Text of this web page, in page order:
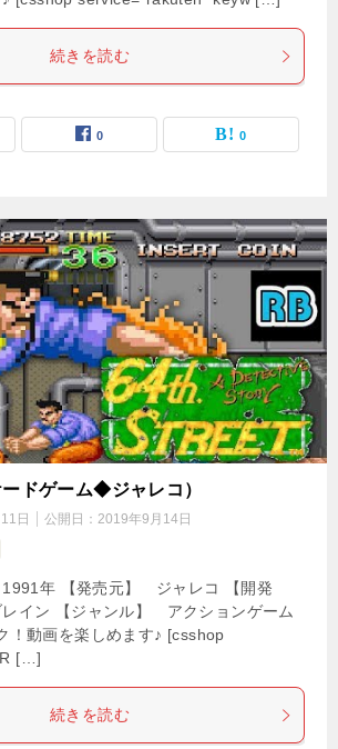
続きを読む
0 0
ドゲーム◆ジャレコ）
日 公開日： 2019年9月14日
年 【発売元】 ジャレコ 【開発
イン 【ジャンル】 アクションゲーム
！動画を楽しめます♪ [csshop
[…]
続きを読む